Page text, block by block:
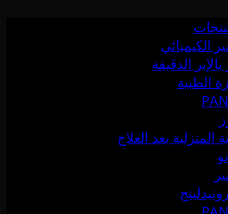
الكيميائي
الدقيقة
الطبية
المنزلية بعد العلاج